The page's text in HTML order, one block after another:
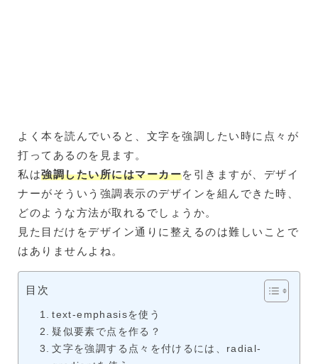
よく本を読んでいると、文字を強調したい時に点々が
打ってあるのを見ます。
私は強調したい所にはマーカーを引きますが、デザイ
ナーがそういう強調表示のデザインを組んできた時、
どのような方法が取れるでしょうか。
見た目だけをデザイン通りに整えるのは難しいことで
はありませんよね。
目次
text-emphasisを使う
疑似要素で点を作る？
文字を強調する点々を付けるには、radial-